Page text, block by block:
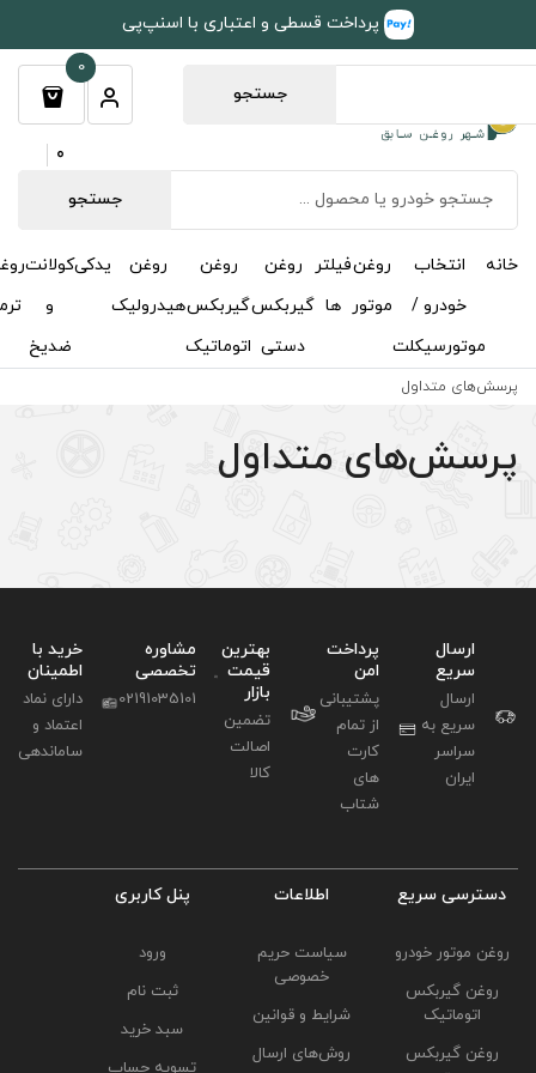
و اعتباری با اسنپ‌پی
جستجو
روغن
دستی
روغن
گیربکس
اتوماتیک
روغن
هیدرولیک
یدکی کولانت
و
ضدیخ
روغن
ترمز
مکمل
و
اکتان
خوشبوکنندهدربارهتماس
با ما
بهترین
قیمت
بازار
تضمین
اصالت
کالا
مشاوره
تخصصی
02191035101
خرید با
اطمینان
دارای نماد
اعتماد و
ساماندهی
حریم
و قوانین
ارسال
پنل کاربری
تسویه حساب